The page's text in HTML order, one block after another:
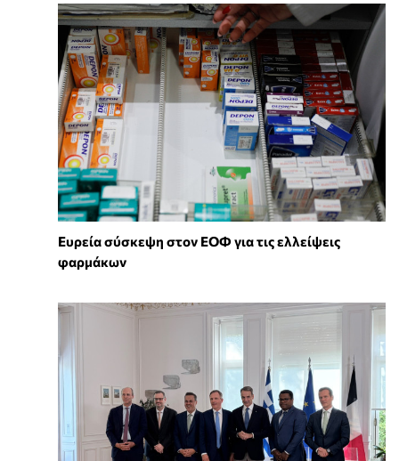
Ευρεία σύσκεψη στον ΕΟΦ για τις ελλείψεις
φαρμάκων